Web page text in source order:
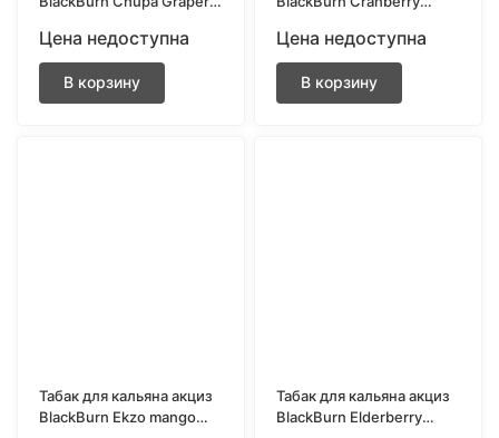
Цена недоступна
В корзину
200 гр.
Цена недоступна
В корзину
Табак для кальяна акциз
BlackBurn Ekzo mango
Табак для кальяна акциз
BlackBurn Elderberry